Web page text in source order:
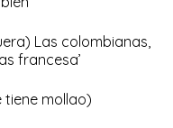
Las colombianas,
francesa’
tiene mollao)